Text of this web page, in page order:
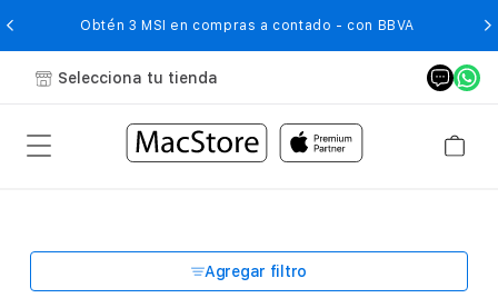
Obtén 3 MSI en compras a contado - con BBVA
Selecciona tu tienda
Agregar filtro